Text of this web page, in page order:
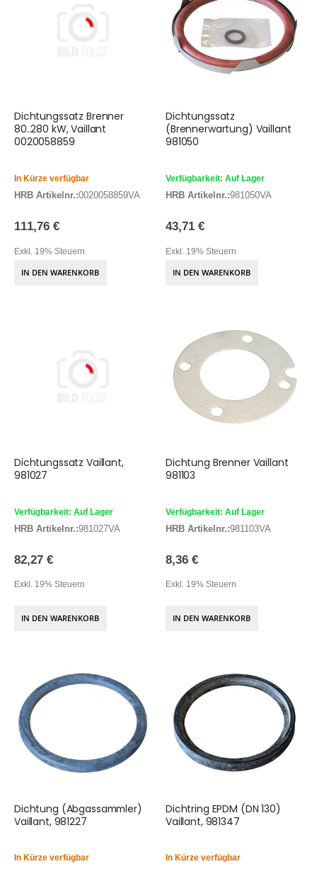
Dichtungssatz Brenner
80..280 kW, Vaillant
0020058859
In Kürze verfügbar
HRB Artikelnr.:0020058859VA
111,76 €
Exkl. 19% Steuern
IN DEN WARENKORB
Dichtungssatz
(Brennerwartung) Vaillant
981050
Verfügbarkeit: Auf Lager
HRB Artikelnr.:981050VA
43,71 €
Exkl. 19% Steuern
IN DEN WARENKORB
Dichtungssatz Vaillant,
981027
Verfügbarkeit: Auf Lager
HRB Artikelnr.:981027VA
82,27 €
Exkl. 19% Steuern
IN DEN WARENKORB
Dichtung Brenner Vaillant
981103
Verfügbarkeit: Auf Lager
HRB Artikelnr.:981103VA
8,36 €
Exkl. 19% Steuern
IN DEN WARENKORB
Dichtung (Abgassammler)
Vaillant, 981227
In Kürze verfügbar
Dichtring EPDM (DN 130)
Vaillant, 981347
In Kürze verfügbar